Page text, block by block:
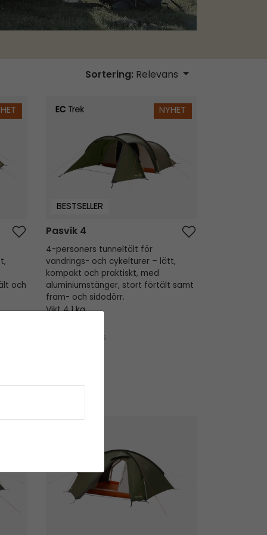
Sortering: Relevans
och
NYHET
BESTSELLER
Pasvik 4
4-personers tunneltält för
vandrings- och cykelturer – lätt,
kompakt och praktiskt, med
aluminiumstänger, stort förtält samt
fram- och sidodörr.
Vikt 4.1 kg
2 984,95
Rondane 3